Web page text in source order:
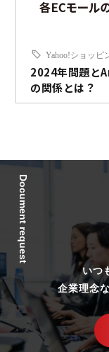
Yahoo!ショッピ
2024年問題と
の関係とは？
Document request
いつ
企業理念